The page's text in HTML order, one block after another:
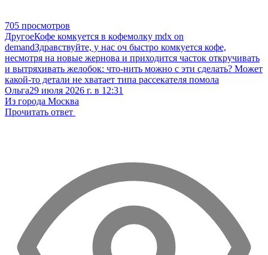
705 просмотров
ДругоеКофе комкуется в кофемолку mdx on
demandЗдравствуйте, у нас оч быстро комкуется кофе,
несмотря на новые жернова и приходится часток откручивать
и вытряхивать желобок: что-нить можно с эти сделать? Может
какой-то детали не хватает типа рассекателя помола
Ольга29 июля 2026 г. в 12:31
Из города Москва
Прочитать ответ